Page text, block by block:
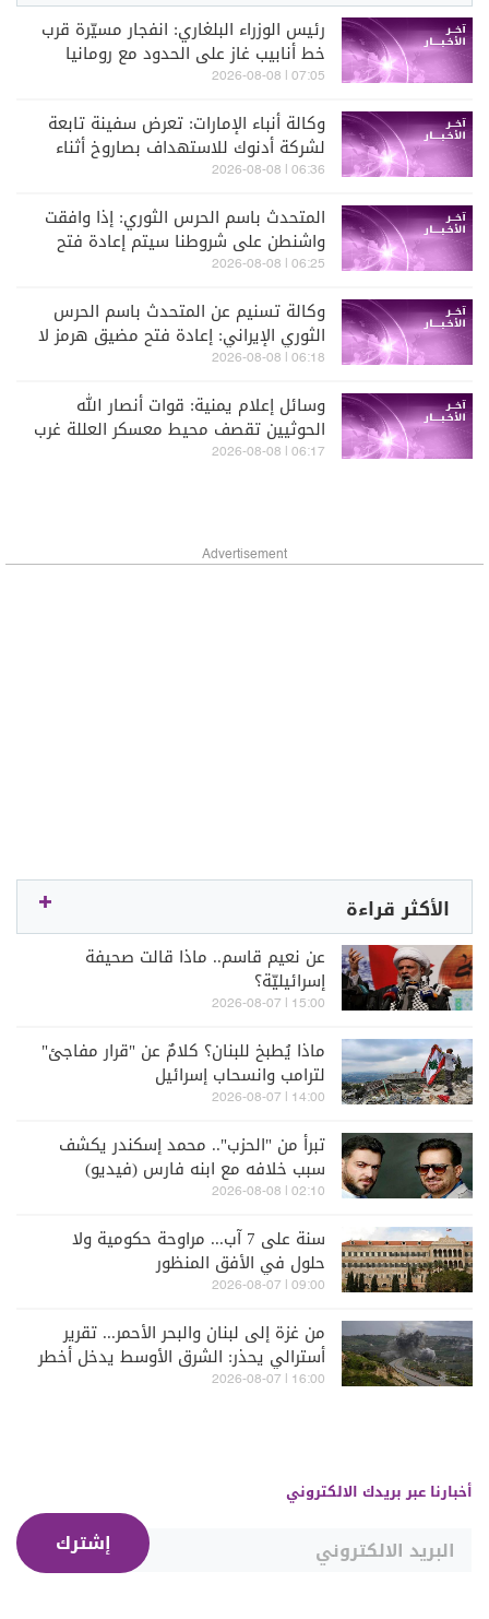
رئيس الوزراء البلغاري: انفجار مسيّرة قرب
خط أنابيب غاز على الحدود مع رومانيا
07:05 | 2026-08-08
وكالة أنباء الإمارات: تعرض سفينة تابعة
لشركة أدنوك للاستهداف بصاروخ أثناء
عبورها مضيق هرمز اليوم
06:36 | 2026-08-08
المتحدث باسم الحرس الثوري: إذا وافقت
واشنطن على شروطنا سيتم إعادة فتح
المضيق دون شك
06:25 | 2026-08-08
وكالة تسنيم عن المتحدث باسم الحرس
الثوري الإيراني: إعادة فتح مضيق هرمز لا
علاقة لها بالمفاوضات مع سلطنة عمان
06:18 | 2026-08-08
وسائل إعلام يمنية: قوات أنصار الله
الحوثيين تقصف محيط معسكر العللة غرب
مديرية قعطبة في الضالع
06:17 | 2026-08-08
Advertisement
الأكثر قراءة
عن نعيم قاسم.. ماذا قالت صحيفة
إسرائيليّة؟
15:00 | 2026-08-07
ماذا يُطبخ للبنان؟ كلامٌ عن "قرار مفاجئ"
لترامب وانسحاب إسرائيل
14:00 | 2026-08-07
تبرأ من "الحزب".. محمد إسكندر يكشف
سبب خلافه مع ابنه فارس (فيديو)
02:10 | 2026-08-08
سنة على 7 آب... مراوحة حكومية ولا
حلول في الأفق المنظور
09:00 | 2026-08-07
من غزة إلى لبنان والبحر الأحمر... تقرير
أسترالي يحذر: الشرق الأوسط يدخل أخطر
مراحله
16:00 | 2026-08-07
أخبارنا عبر بريدك الالكتروني
إشترك